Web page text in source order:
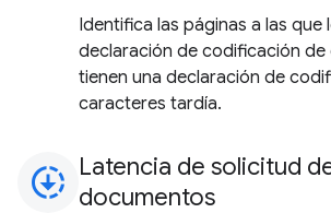
Identifica las páginas a las que
declaración de codificación
tienen una declaración de
caracteres tardía.
downloading Latencia de solicitud
documentos